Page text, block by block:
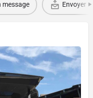
message Envoyer